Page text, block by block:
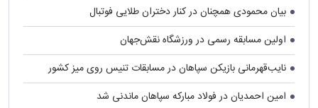
بیان محمودی همچنان در کنار دختران طلایی فوتبال
اولین مسابقه رسمی در ورزشگاه نقش‌جهان
نایب‌قهرمانی بازیکن سپاهان در مسابقات تنیس روی میز کشور
امین احمدیان در فولاد مبارکه سپاهان ماندنی شد